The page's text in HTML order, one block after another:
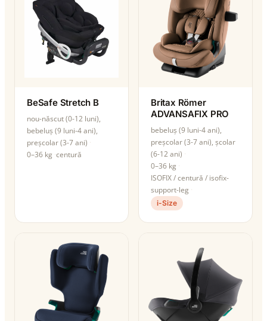
BeSafe Stretch B
nou-născut (0-12 luni),
bebeluș (9 luni-4 ani),
preșcolar (3-7 ani)
0–36 kg centură
Britax Römer
ADVANSAFIX PRO
bebeluș (9 luni-4 ani),
preșcolar (3-7 ani), școlar
(6-12 ani)
0–36 kg
ISOFIX / centură / isofix-
support-leg
i-Size